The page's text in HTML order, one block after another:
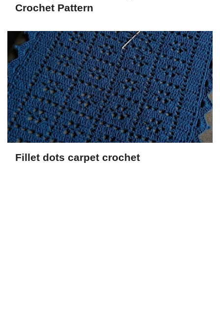
Crochet Pattern
Fillet dots carpet crochet